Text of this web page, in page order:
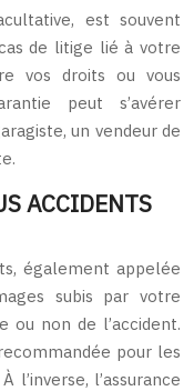
est souvent
de litige lié à votre
vos droits ou vous
peut s’avérer
un vendeur de
ACCIDENTS
également appelée
subis par votre
ou non de l’accident.
pour les
l’inverse, l’assurance